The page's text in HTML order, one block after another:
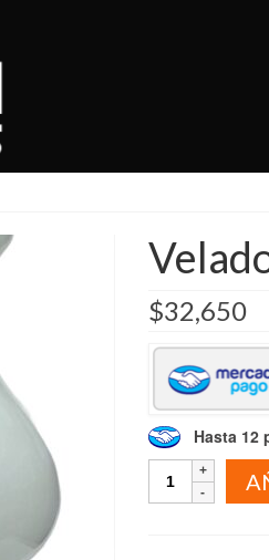
$32,650
Hasta 12
Velador
estilo